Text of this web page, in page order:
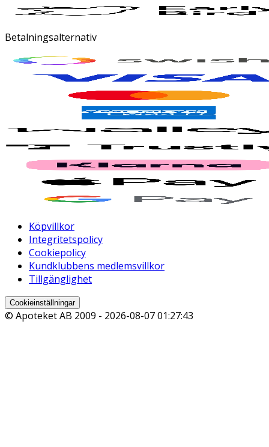
Betalningsalternativ
Köpvillkor
Integritetspolicy
Cookiepolicy
Kundklubbens medlemsvillkor
Tillgänglighet
Cookieinställningar
© Apoteket AB 2009 - 2026-08-07 01:27:43